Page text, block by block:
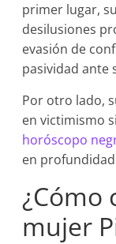
primer lugar,
desilusiones
evasión de
pasividad ante
Por otro lado,
en victimismo
horóscopo
en
¿Cómo
mujer